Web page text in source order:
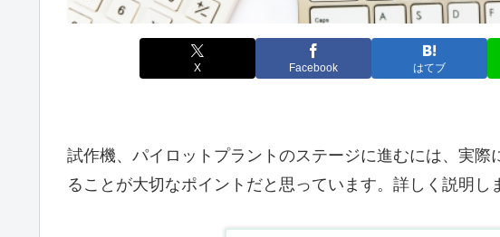
X Facebook はてブ
試作機、パイロットプラントのステージに進むには、実際
ることが大切なポイントだと思っています。詳しく説明し